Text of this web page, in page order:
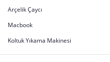
Arçelik Çaycı
Macbook
Koltuk Yıkama Makinesi